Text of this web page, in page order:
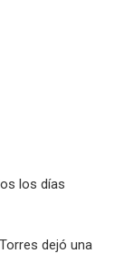
los días
dejó una